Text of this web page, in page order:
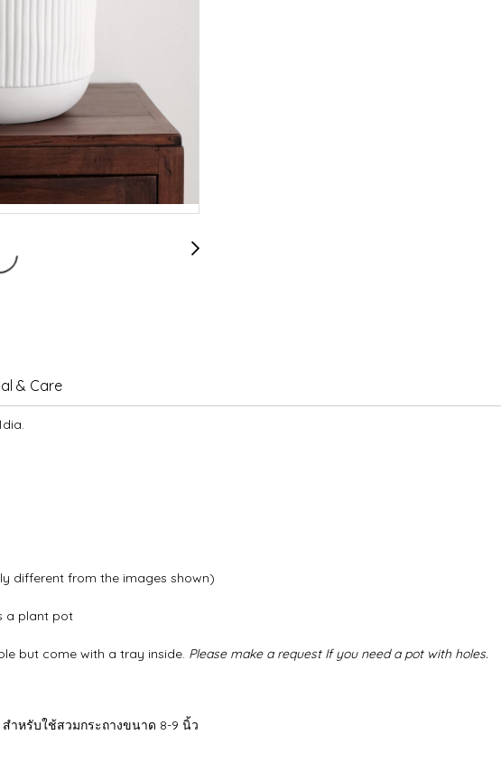
& Care
different from the images shown)
a plant pot
but come with a tray inside. Please make a request If you need a pot with holes.
สำหรับใช้สวมกระถางขนาด 8-9 นิ้ว